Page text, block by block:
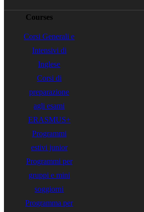
Courses
Corsi Generali e
Intensivi di
Inglese
Corsi di
preparazione
agli esami
ERASMUS+
Programmi
estivi junior
Programmi per
gruppi e mini
soggiorni
Programma per